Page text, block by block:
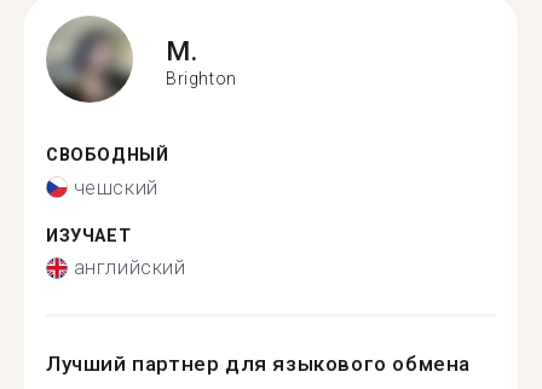
M.
Brighton
СВОБОДНЫЙ
чешский
ИЗУЧАЕТ
английский
Лучший партнер для языкового обмена